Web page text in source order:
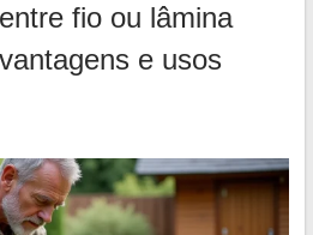
fio ou lâmina
e usos